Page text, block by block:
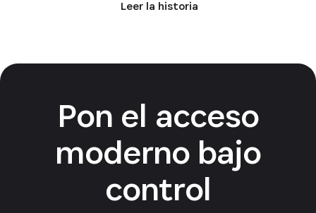
Leer la historia
Pon el acceso
moderno bajo
control